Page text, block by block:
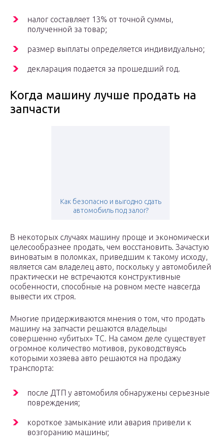
налог составляет 13% от точной суммы,
полученной за товар;
размер выплаты определяется индивидуально;
декларация подается за прошедший год.
Когда машину лучше продать на
запчасти
Как безопасно и выгодно сдать
автомобиль под залог?
В некоторых случаях машину проще и экономически
целесообразнее продать, чем восстановить. Зачастую
виноватым в поломках, приведшим к такому исходу,
является сам владелец авто, поскольку у автомобилей
практически не встречаются конструктивные
особенности, способные на ровном месте навсегда
вывести их строя.
Многие придерживаются мнения о том, что продать
машину на запчасти решаются владельцы
совершенно «убитых» ТС. На самом деле существует
огромное количество мотивов, руководствуясь
которыми хозяева авто решаются на продажу
транспорта:
после ДТП у автомобиля обнаружены серьезные
повреждения;
короткое замыкание или авария привели к
возгоранию машины;